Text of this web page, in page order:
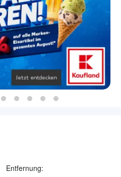
Entfernung: